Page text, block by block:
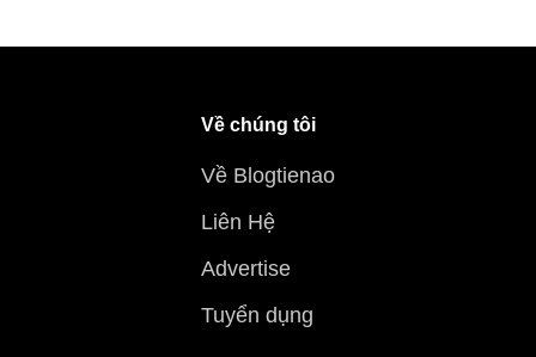
Về chúng tôi
Về Blogtienao
Liên Hệ
Advertise
Tuyển dụng